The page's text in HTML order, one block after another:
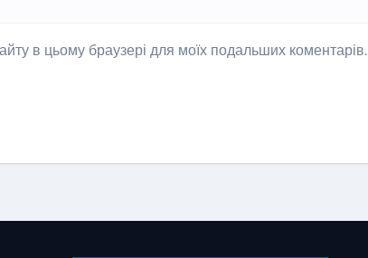
в цьому браузері для моїх подальших коментарів.